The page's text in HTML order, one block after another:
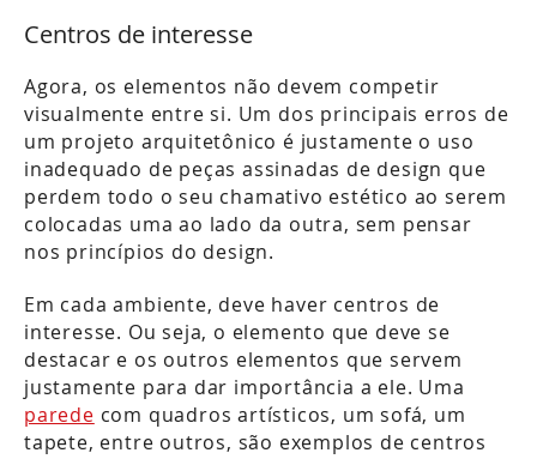
Centros de interesse
Agora, os elementos não devem competir
visualmente entre si. Um dos principais erros de
um projeto arquitetônico é justamente o uso
inadequado de peças assinadas de design que
perdem todo o seu chamativo estético ao serem
colocadas uma ao lado da outra, sem pensar
nos princípios do design.
Em cada ambiente, deve haver centros de
interesse. Ou seja, o elemento que deve se
destacar e os outros elementos que servem
justamente para dar importância a ele. Uma
parede com quadros artísticos, um sofá, um
tapete, entre outros, são exemplos de centros